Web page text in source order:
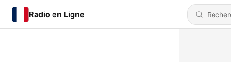
Radio en Ligne